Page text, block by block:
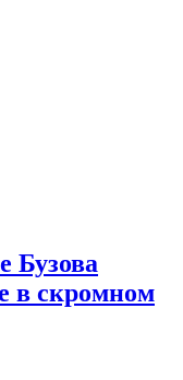
Бузова
в скромном